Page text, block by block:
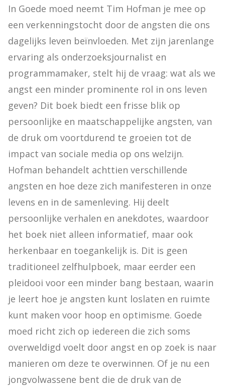
In Goede moed neemt Tim Hofman je mee op
een verkenningstocht door de angsten die ons
dagelijks leven beïnvloeden. Met zijn jarenlange
ervaring als onderzoeksjournalist en
programmamaker, stelt hij de vraag: wat als we
angst een minder prominente rol in ons leven
geven? Dit boek biedt een frisse blik op
persoonlijke en maatschappelijke angsten, van
de druk om voortdurend te groeien tot de
impact van sociale media op ons welzijn.
Hofman behandelt achttien verschillende
angsten en hoe deze zich manifesteren in onze
levens en in de samenleving. Hij deelt
persoonlijke verhalen en anekdotes, waardoor
het boek niet alleen informatief, maar ook
herkenbaar en toegankelijk is. Dit is geen
traditioneel zelfhulpboek, maar eerder een
pleidooi voor een minder bang bestaan, waarin
je leert hoe je angsten kunt loslaten en ruimte
kunt maken voor hoop en optimisme. Goede
moed richt zich op iedereen die zich soms
overweldigd voelt door angst en op zoek is naar
manieren om deze te overwinnen. Of je nu een
jongvolwassene bent die de druk van de